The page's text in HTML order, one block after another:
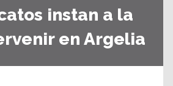
instan a la
en Argelia